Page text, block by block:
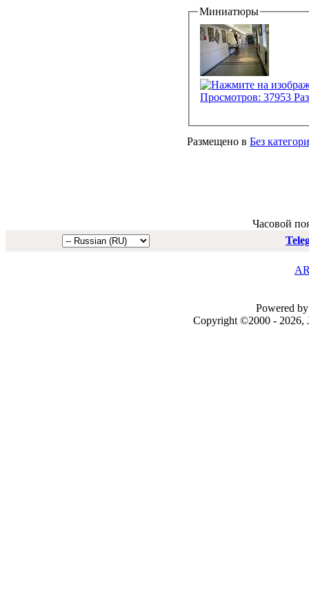
Миниатюры
Размещено в Без
Часовой
Powered
Copyright ©2000 - 2026,